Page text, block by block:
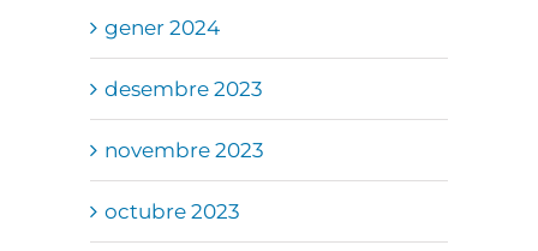
gener 2024
desembre 2023
novembre 2023
octubre 2023